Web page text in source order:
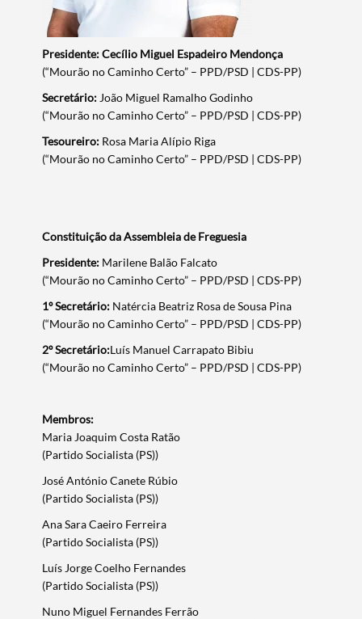
Termo de Pesquisa
Filtros
Presidente:Cecílio Miguel Espadeiro Mendonça
(“Mourão no Caminho Certo” – PPD/PSD | CDS-PP)
Secretário: João Miguel Ramalho Godinho
(“Mourão no Caminho Certo” – PPD/PSD | CDS-PP)
Tesoureiro: Rosa Maria Alípio Riga
(“Mourão no Caminho Certo” – PPD/PSD | CDS-PP)
Constituição da Assembleia de Freguesia
Presidente: Marilene Balão Falcato
(“Mourão no Caminho Certo” – PPD/PSD | CDS-PP)
1º Secretário: Natércia Beatriz Rosa de Sousa Pina
(“Mourão no Caminho Certo” – PPD/PSD | CDS-PP)
2º Secretário:Luís Manuel Carrapato Bibiu
(“Mourão no Caminho Certo” – PPD/PSD | CDS-PP)
Membros:
Maria Joaquim Costa Ratão
(Partido Socialista (PS))
José António Canete Rúbio
(Partido Socialista (PS))
Ana Sara Caeiro Ferreira
(Partido Socialista (PS))
Luís Jorge Coelho Fernandes
(Partido Socialista (PS))
Nuno Miguel Fernandes Ferrão